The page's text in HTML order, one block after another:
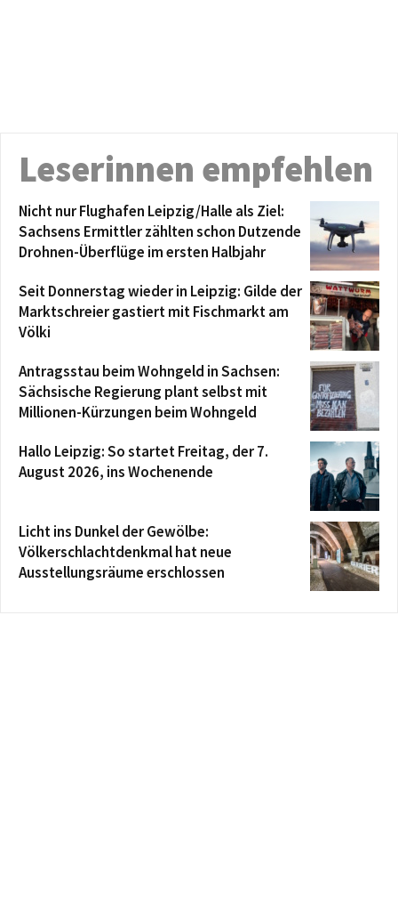
Leserinnen empfehlen
Nicht nur Flughafen Leipzig/Halle als Ziel:
Sachsens Ermittler zählten schon Dutzende
Drohnen-Überflüge im ersten Halbjahr
Seit Donnerstag wieder in Leipzig: Gilde der
Marktschreier gastiert mit Fischmarkt am
Völki
Antragsstau beim Wohngeld in Sachsen:
Sächsische Regierung plant selbst mit
Millionen-Kürzungen beim Wohngeld
Hallo Leipzig: So startet Freitag, der 7.
August 2026, ins Wochenende
Licht ins Dunkel der Gewölbe:
Völkerschlachtdenkmal hat neue
Ausstellungsräume erschlossen